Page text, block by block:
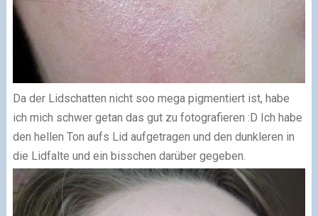
Da der Lidschatten nicht soo mega pigmentiert ist, habe
ich mich schwer getan das gut zu fotografieren :D Ich habe
den hellen Ton aufs Lid aufgetragen und den dunkleren in
die Lidfalte und ein bisschen darüber gegeben.